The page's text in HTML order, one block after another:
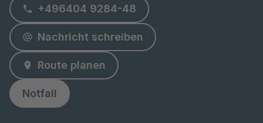
+496404 9284-48
Nachricht schreiben
Route planen
Notfall